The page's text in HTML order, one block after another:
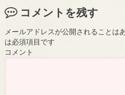
コメントを残す
メールアドレスが公開されることは
は必須項目です
コメント